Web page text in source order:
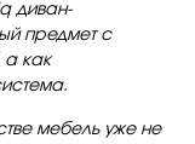
диван-
предмет с
а как
мебель уже не